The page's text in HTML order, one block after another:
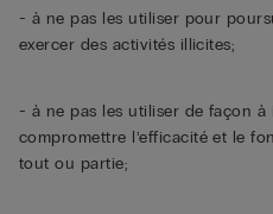
- à ne pas les utiliser pour
exercer des activités illicites;
- à ne pas les utiliser de façon
compromettre l’efficacité et le
tout ou partie;